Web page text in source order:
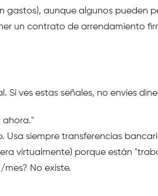
gastos), aunque algunos pueden
un contrato de arrendamiento
ves estas señales, no envíes
ahora."
siempre transferencias
virtualmente) porque están
No existe.